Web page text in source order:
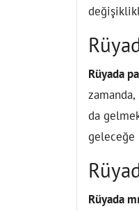
Rüyada
da
geleceğe
Rüyada